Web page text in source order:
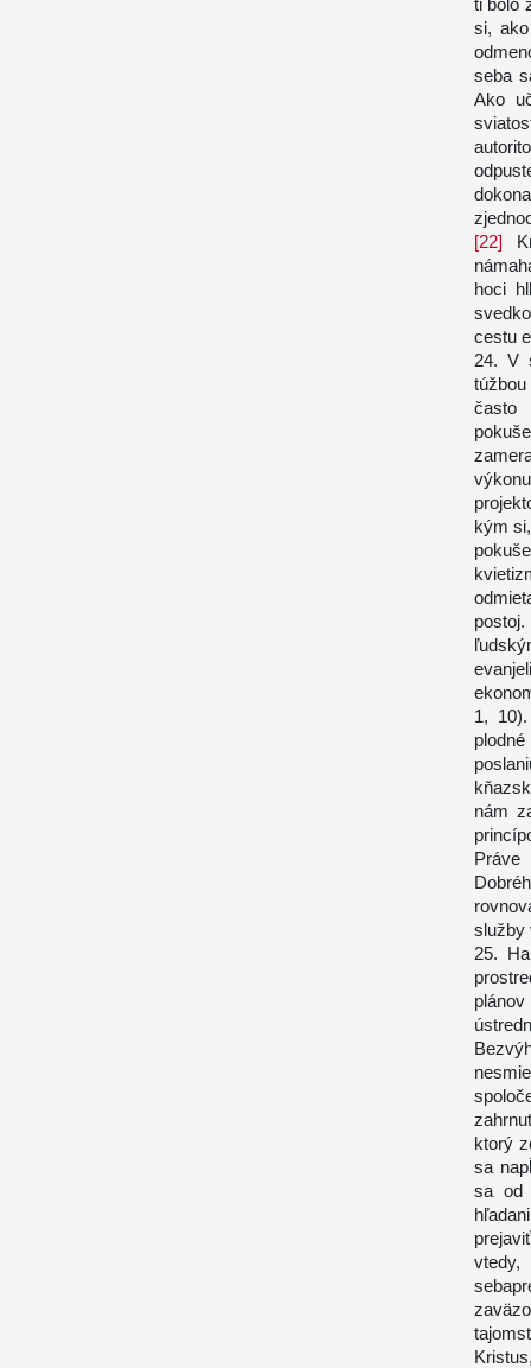
ti bolo
si,
seba
Ako
[22]
hoci
cestu
24. V
často
kým
1,
nám
Práve
služby
25.
ktorý
sa
sa od